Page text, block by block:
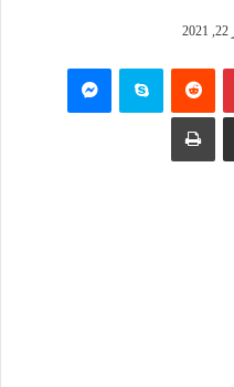
بينتيريست سكايب